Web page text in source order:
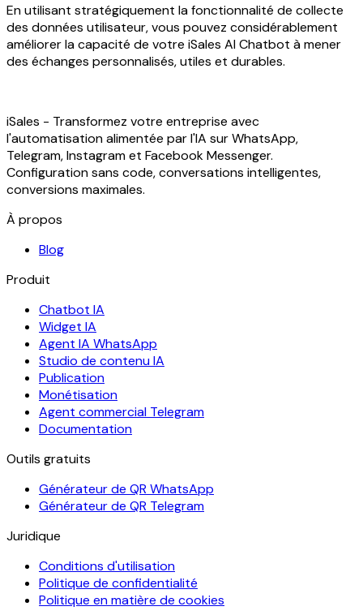
En utilisant stratégiquement la fonctionnalité de collecte
des données utilisateur, vous pouvez considérablement
améliorer la capacité de votre iSales AI Chatbot à mener
des échanges personnalisés, utiles et durables.
iSales - Transformez votre entreprise avec
l'automatisation alimentée par l'IA sur WhatsApp,
Telegram, Instagram et Facebook Messenger.
Configuration sans code, conversations intelligentes,
conversions maximales.
À propos
Blog
Produit
Chatbot IA
Widget IA
Agent IA WhatsApp
Studio de contenu IA
Publication
Monétisation
Agent commercial Telegram
Documentation
Outils gratuits
Générateur de QR WhatsApp
Générateur de QR Telegram
Juridique
Conditions d'utilisation
Politique de confidentialité
Politique en matière de cookies